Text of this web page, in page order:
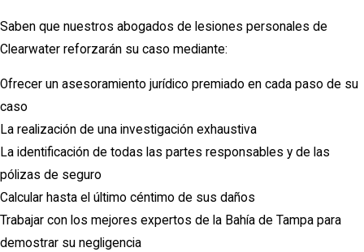
Saben que nuestros abogados de lesiones personales de
Clearwater reforzarán su caso mediante:
Ofrecer un asesoramiento jurídico premiado en cada paso de su
caso
La realización de una investigación exhaustiva
La identificación de todas las partes responsables y de las
pólizas de seguro
Calcular hasta el último céntimo de sus daños
Trabajar con los mejores expertos de la Bahía de Tampa para
demostrar su negligencia